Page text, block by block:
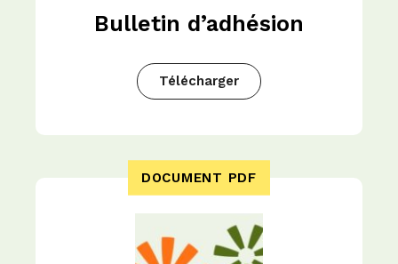
Bulletin d’adhésion
Télécharger
DOCUMENT PDF